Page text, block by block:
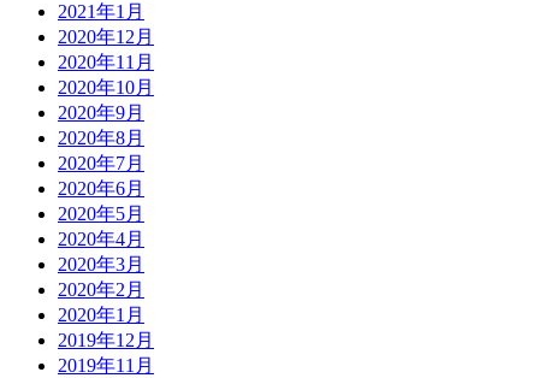
2021年1月
2020年12月
2020年11月
2020年10月
2020年9月
2020年8月
2020年7月
2020年6月
2020年5月
2020年4月
2020年3月
2020年2月
2020年1月
2019年12月
2019年11月